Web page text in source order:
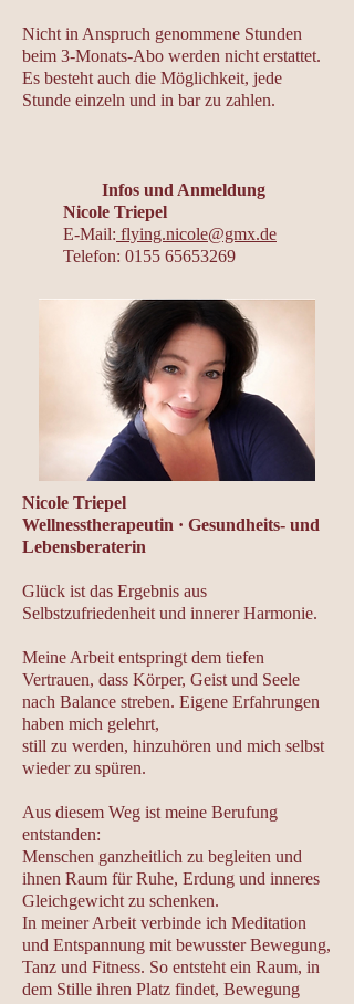
Nicht in Anspruch genommene Stunden
beim 3-Monats-Abo werden nicht erstattet.
Es besteht auch die Möglichkeit, jede
Stunde einzeln und in bar zu zahlen.
Infos und Anmeldung
Nicole Triepel
E-Mail: flying.nicole@gmx.de
Telefon: 0155 65653269
Nicole Triepel
Wellnesstherapeutin · Gesundheits- und
Lebensberaterin
Glück ist das Ergebnis aus
Selbstzufriedenheit und innerer Harmonie.
Meine Arbeit entspringt dem tiefen
Vertrauen, dass Körper, Geist und Seele
nach Balance streben. Eigene Erfahrungen
haben mich gelehrt,
still zu werden, hinzuhören und mich selbst
wieder zu spüren.
Aus diesem Weg ist meine Berufung
entstanden:
Menschen ganzheitlich zu begleiten und
ihnen Raum für Ruhe, Erdung und inneres
Gleichgewicht zu schenken.
In meiner Arbeit verbinde ich Meditation
und Entspannung mit bewusster Bewegung,
Tanz und Fitness. So entsteht ein Raum, in
dem Stille ihren Platz findet, Bewegung